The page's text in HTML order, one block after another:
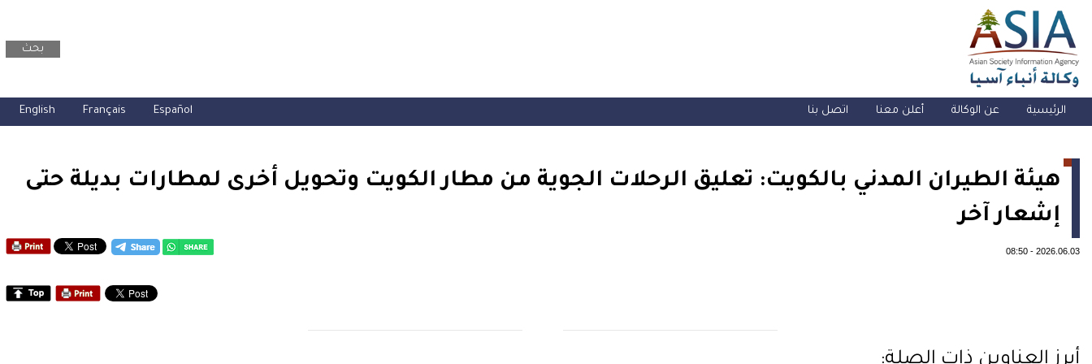
بحث
الرئيسية عن الوكالة أعلن معنا اتصل بنا English Français Español
هيئة الطيران المدني بالكويت: تعليق الرحلات الجوية من مطار الكويت وتحويل أخرى لمطارات بديلة حتى
إشعار آخر
2026.06.03
-
08:50